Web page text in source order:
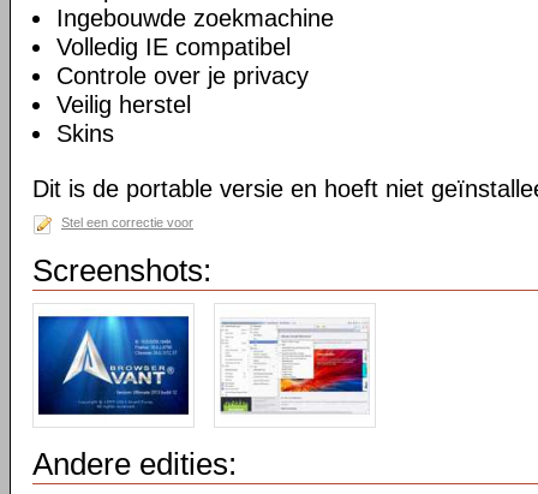
Ingebouwde zoekmachine
Volledig IE compatibel
Controle over je privacy
Veilig herstel
Skins
Dit is de portable versie en hoeft niet
Stel een correctie voor
Screenshots:
Andere edities: